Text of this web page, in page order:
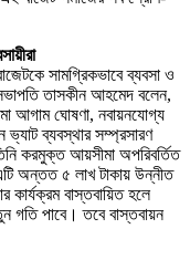
সামগ্রিকভাবে ব্যবসা ও
তাসকীন আহমেদ বলেন,
আগাম ঘোষণা, নবায়নযোগ্য
ভ্যাট ব্যবস্থার সম্প্রসারণ
তিনি করমুক্ত আয়সীমা অপরিবর্তিত
অন্তত ৫ লাখ টাকায় উন্নীত
বাস্তবায়িত হলে
গতি পাবে। তবে বাস্তবায়ন